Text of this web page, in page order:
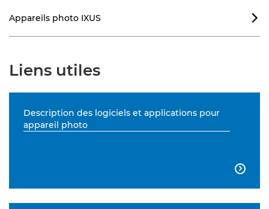
Appareils photo IXUS 
Liens utiles
Description des logiciels et applications pour
appareil photo
